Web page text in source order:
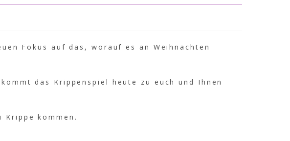
Fokus auf das, worauf es an Weihnachten
das Krippenspiel heute zu euch und Ihnen
Krippe kommen.